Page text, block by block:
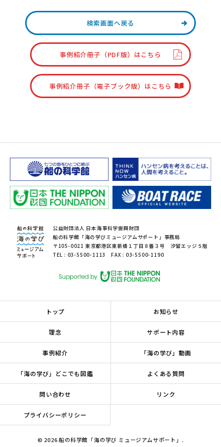
検索画面へ戻る
事例紹介冊子（PDF版）はこちら
事例紹介冊子（電子ブック版）はこちら
公益財団法人 日本海事科学振興財団
船の科学館「海の学びミュージアムサポート」事務局
〒105-0021 東京都港区東新橋１丁目８番３号 汐留エッジ５階
TEL : 03-5500-1113 FAX : 03-5500-1190
トップ お知らせ
理念 サポート内容
事例紹介 「海の学び」動画
「海の学び」どこでも図鑑 よくある質問
問い合わせ リンク
プライバシーポリシー
© 2026 船の科学館「海の学び ミュージアムサポート」.